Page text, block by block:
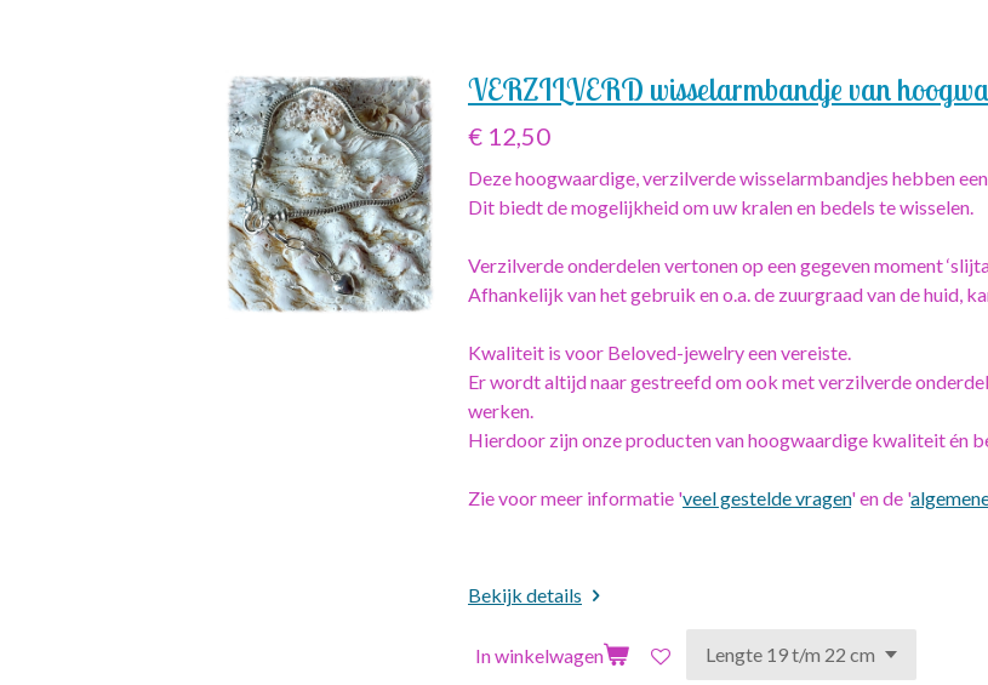
VERZILVERD wisselarmbandje van
€ 12,50
Deze hoogwaardige, verzilverde wisselarmbandjes hebben
Dit biedt de mogelijkheid om uw kralen en bedels te wisselen.
Verzilverde onderdelen vertonen op een gegeven moment
Afhankelijk van het gebruik en o.a. de zuurgraad van de huid,
Kwaliteit is voor Beloved-jewelry een vereiste.
Er wordt altijd naar gestreefd om ook met verzilverde
werken.
Hierdoor zijn onze producten van hoogwaardige kwaliteit én
Zie voor meer informatie 'veel gestelde vragen' en de '
Bekijk details
In winkelwagen